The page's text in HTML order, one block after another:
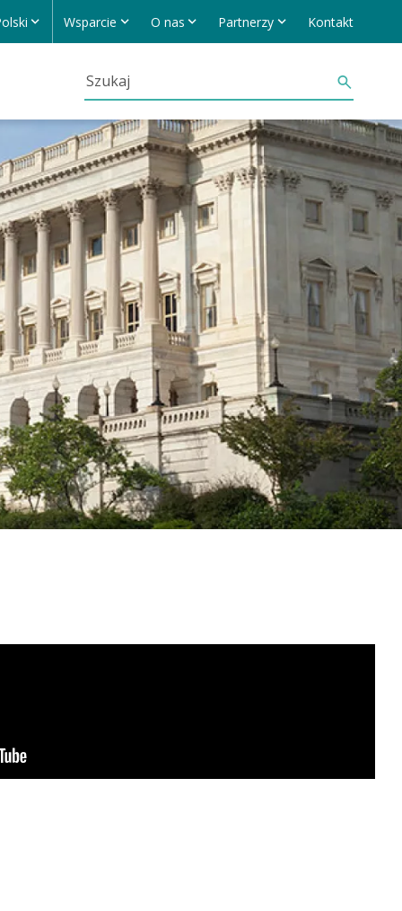
Wsparcie O nas Partnerzy Kontakt